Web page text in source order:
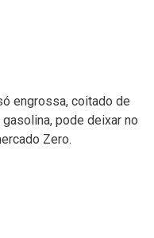
engrossa, coitado de
pode deixar no
Zero.